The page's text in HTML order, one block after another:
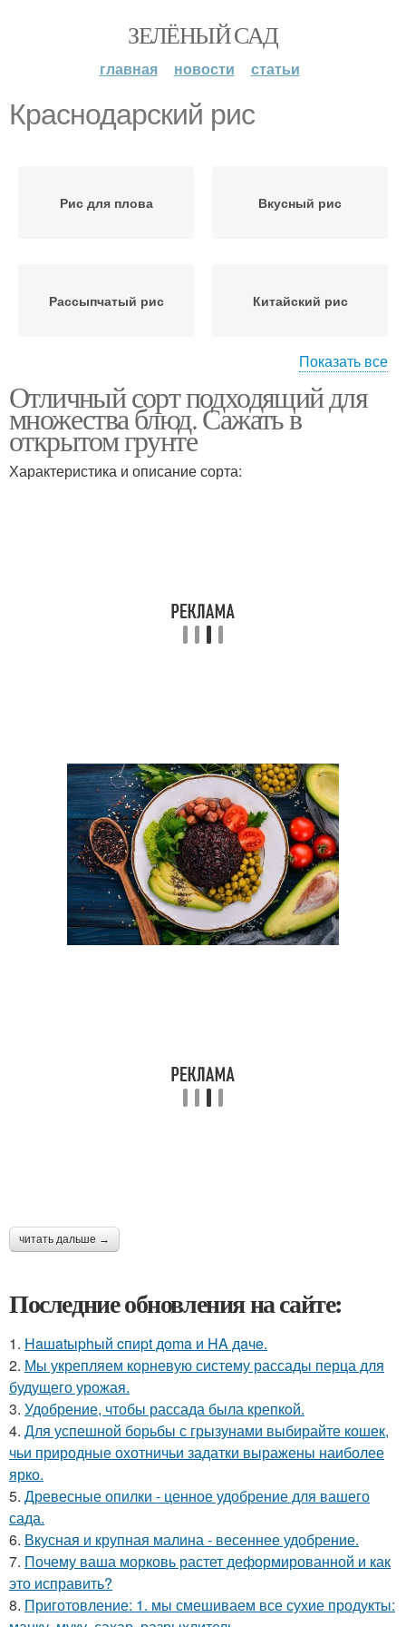
ЗЕЛЁНЫЙ САД
главная новости статьи
Краснодарский рис
Рис для плова Вкусный рис
Рассыпчатый рис Китайский рис
Рис в китае
Показать все
Отличный сорт подходящий для
множества блюд. Сажать в
открытом грунте
Характеристика и описание сорта:
читать дальше →
Последние обновления на сайте:
1. Haшatыphый cпиpt дoma и HA дaчe.
2. Мы укрепляем корневую систему рассады перца для
будущего урожая.
3. Удобрение, чтобы рассада была крепкoй.
4. Для успешной борьбы с грызунами выбирайте кошек,
чьи природные охотничьи задатки выражены наиболее
ярко.
5. Древесные опилки - ценное удобрение для вашего
сада.
6. Вкусная и крупная малина - весеннее удобрение.
7. Почему ваша морковь растет деформированной и как
это исправить?
8. Приготовление: 1. мы смешиваем все сухие продукты: